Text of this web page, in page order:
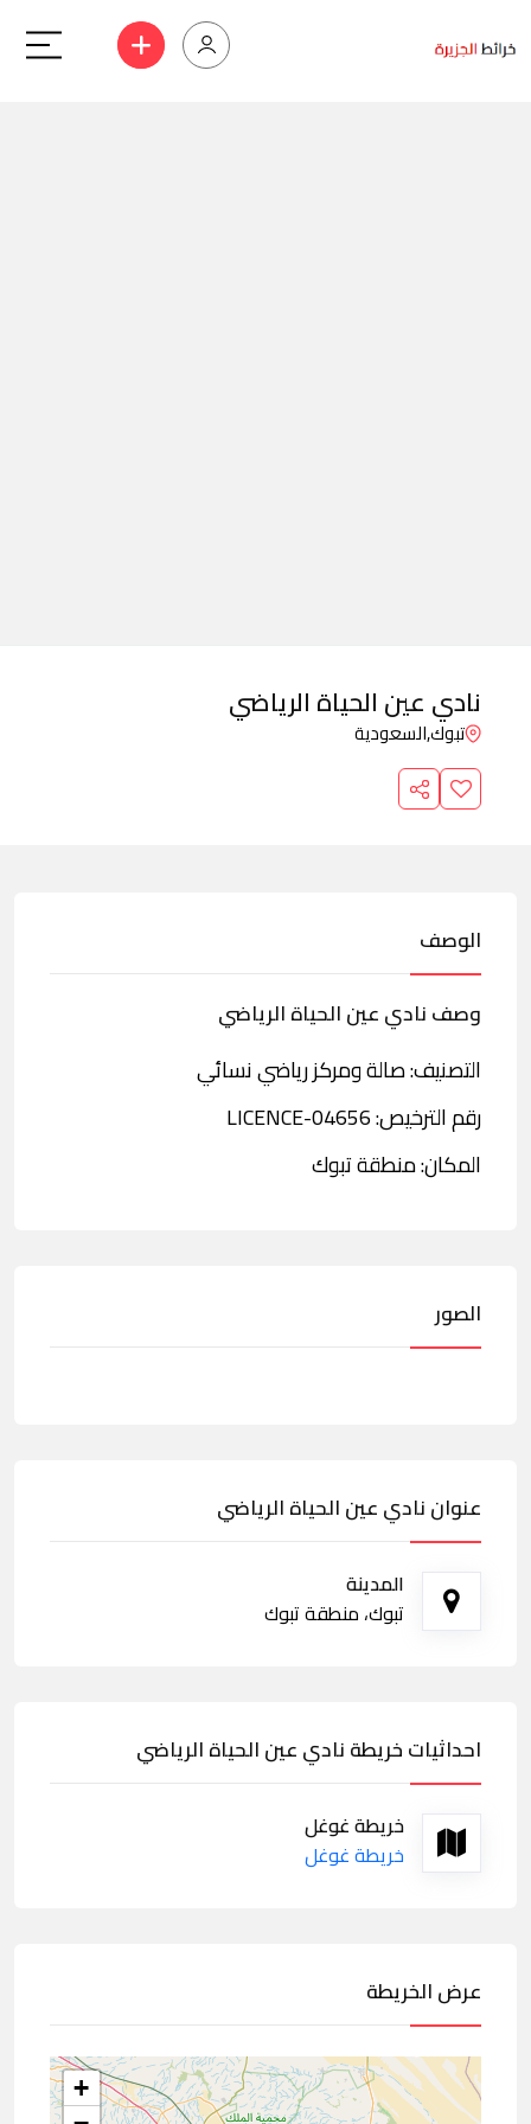
نادي عين الحياة الرياضي
تبوك,السعودية
الوصف
وصف نادي عين الحياة الرياضي
التصنيف: صالة ومركز رياضي نسائي
رقم الترخيص: LICENCE-04656
المكان: منطقة تبوك
الصور
عنوان نادي عين الحياة الرياضي
المدينة
تبوك، منطقة تبوك
احداثيات خريطة نادي عين الحياة الرياضي
خريطة غوغل
خريطة غوغل
عرض الخريطة
+